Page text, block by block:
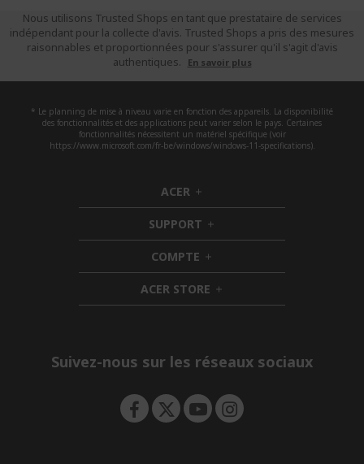
Nous utilisons Trusted Shops en tant que prestataire de services
indépendant pour la collecte d'avis. Trusted Shops a pris des mesures
raisonnables et proportionnées pour s'assurer qu'il s'agit d'avis
authentiques.
En savoir plus
* Le planning de mise à niveau varie en fonction des appareils. La disponibilité
des fonctionnalités et des applications peut varier selon le pays. Certaines
fonctionnalités nécessitent un matériel spécifique (voir
https://www.microsoft.com/fr-be/windows/windows-11-specifications).
ACER h
i
d
d
e
n
SUPPORT h
i
d
d
e
n
COMPTE h
i
d
d
ACER STORE h
i
e
Suivez-nous sur les réseaux sociaux